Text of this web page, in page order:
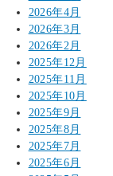
2026年4月
2026年3月
2026年2月
2025年12月
2025年11月
2025年10月
2025年9月
2025年8月
2025年7月
2025年6月